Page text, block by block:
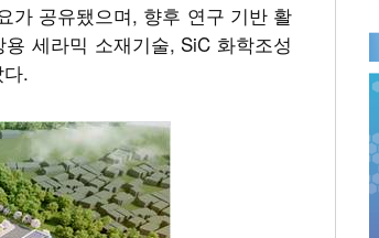
가 공유됐으며, 향후 연구 기반 활
세라믹 소재기술, SiC 화학조성
.